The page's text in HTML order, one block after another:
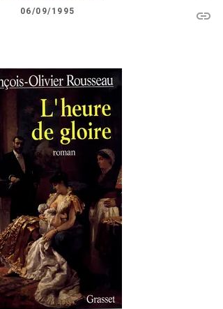
06/09/1995 link